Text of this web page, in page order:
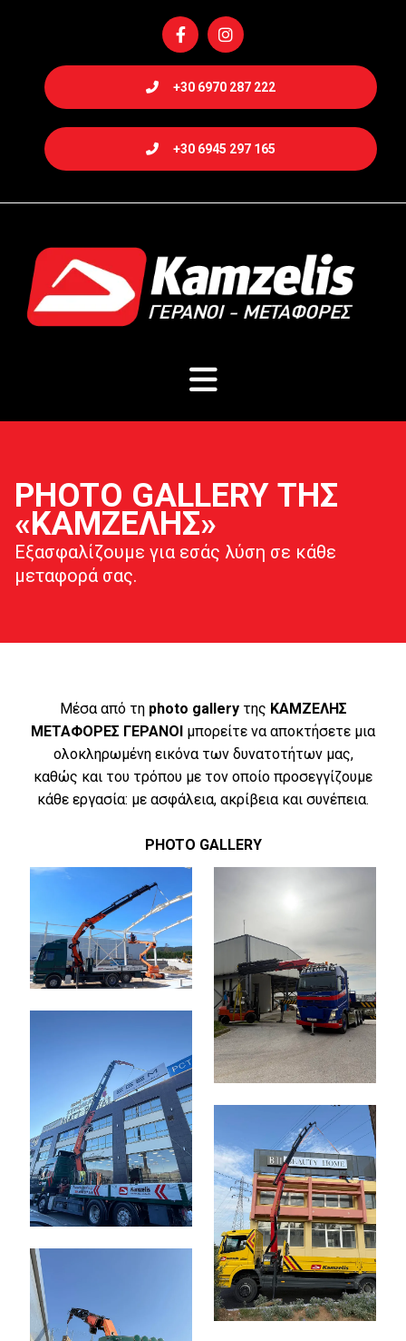
+30 6970 287 222
+30 6945 297 165
PHOTO GALLERY ΤΗΣ
«KΑΜΖΕΛΗΣ»
Εξασφαλίζουμε για εσάς λύση σε κάθε
μεταφορά σας.
Μέσα από τη photo galleryτης KΑΜΖΕΛΗΣ
ΜΕΤΑΦΟΡΕΣ ΓΕΡΑΝΟΙ μπορείτε να αποκτήσετε μια
ολοκληρωμένη εικόνα των δυνατοτήτων μας,
καθώς και του τρόπου με τον οποίο προσεγγίζουμε
κάθε εργασία: με ασφάλεια, ακρίβεια και συνέπεια.
PHOTO GALLERY